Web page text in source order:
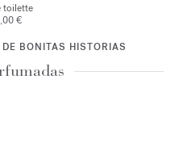
toilette
€
BONITAS HISTORIAS